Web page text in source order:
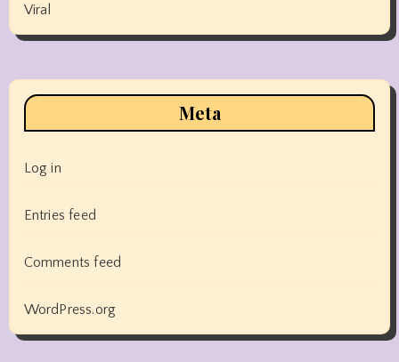
Viral
Meta
Log in
Entries feed
Comments feed
WordPress.org